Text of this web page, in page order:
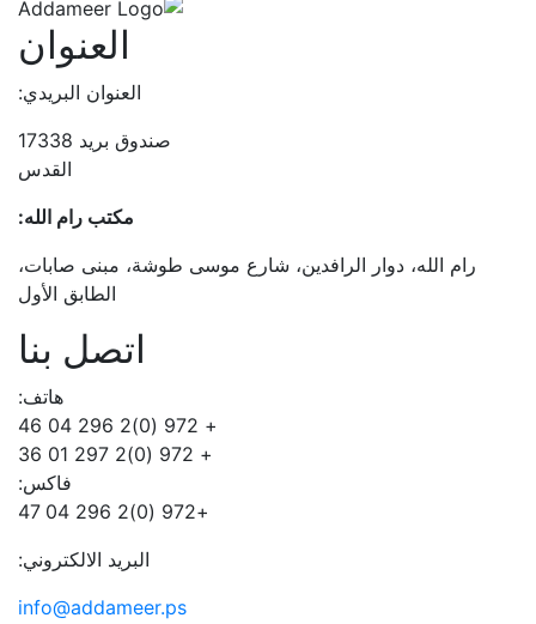
العنوان
العنوان البريدي:
صندوق بريد 17338
القدس
مكتب رام الله:
رام الله، دوار الرافدين، شارع موسى طوشة، مبنى صابات،
الطابق الأول
اتصل بنا
هاتف:
+ 972 (0)2 296 04 46
+ 972 (0)2 297 01 36
فاكس:
+972 (0)2 296 04 47
البريد الالكتروني:
info@addameer.ps